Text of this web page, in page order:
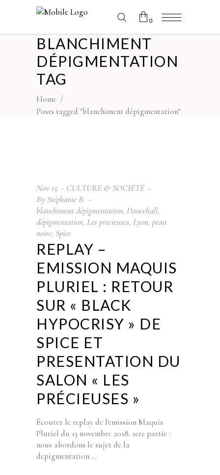
0
No products in the cart.
BLANCHIMENT
DÉPIGMENTATION
TAG
Home /
Posts tagged "blanchiment dépigmentation"
Nov 15
CULTURE & SOCIÉTÉ
By Stéphanie B.
blanchiment dépigmentation, Dancehall,
dépigmentation, Les precieuses, Lyon, peau
noire, Spice
REPLAY –
EMISSION MAQUIS
PLURIEL : RETOUR
SUR « BLACK
HYPOCRISY » DE
SPICE ET
PRESENTATION DU
SALON « LES
PRÉCIEUSES »
Écoutez le replay de l'emission Maquis
Pluriel du 13 novembre 2018. 1ere partie :
nous abordons le sujet de la
depigmentation